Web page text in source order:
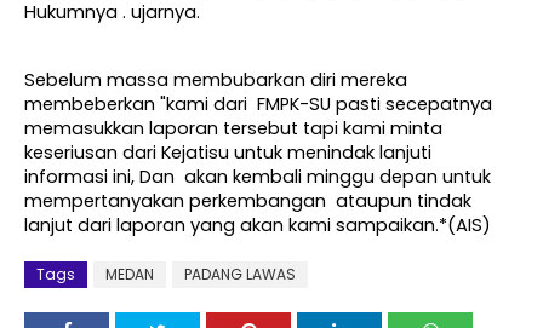
Hukumnya . ujarnya.
Sebelum massa membubarkan diri mereka
membeberkan "kami dari FMPK-SU pasti secepatnya
memasukkan laporan tersebut tapi kami minta
keseriusan dari Kejatisu untuk menindak lanjuti
informasi ini, Dan akan kembali minggu depan untuk
mempertanyakan perkembangan ataupun tindak
lanjut dari laporan yang akan kami sampaikan.*(AIS)
Tags MEDAN PADANG LAWAS